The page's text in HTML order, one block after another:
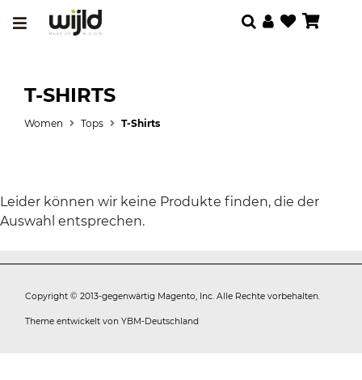
T-SHIRTS
Women Tops T-Shirts
Leider können wir keine Produkte finden, die der
Auswahl entsprechen.
Copyright © 2013-gegenwärtig Magento, Inc. Alle Rechte vorbehalten.
Theme entwickelt von YBM-Deutschland